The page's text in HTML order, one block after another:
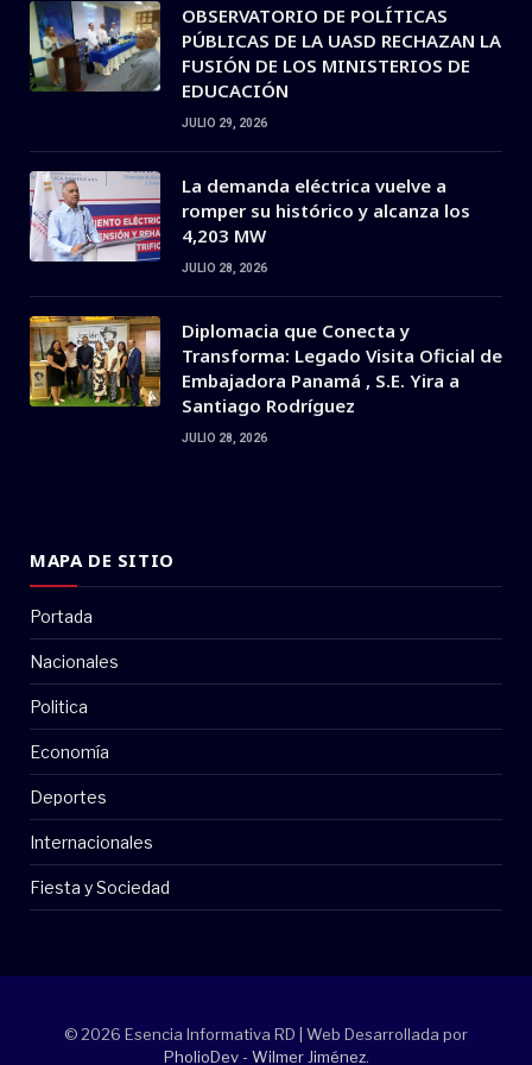
OBSERVATORIO DE POLÍTICAS
PÚBLICAS DE LA UASD RECHAZAN LA
FUSIÓN DE LOS MINISTERIOS DE
EDUCACIÓN
JULIO 29, 2026
La demanda eléctrica vuelve a
romper su histórico y alcanza los
4,203 MW
JULIO 28, 2026
Diplomacia que Conecta y
Transforma: Legado Visita Oficial de
Embajadora Panamá , S.E. Yira a
Santiago Rodríguez
JULIO 28, 2026
MAPA DE SITIO
Portada
Nacionales
Politica
Economía
Deportes
Internacionales
Fiesta y Sociedad
© 2026 Esencia Informativa RD | Web Desarrollada por
PholioDev - Wilmer Jiménez.